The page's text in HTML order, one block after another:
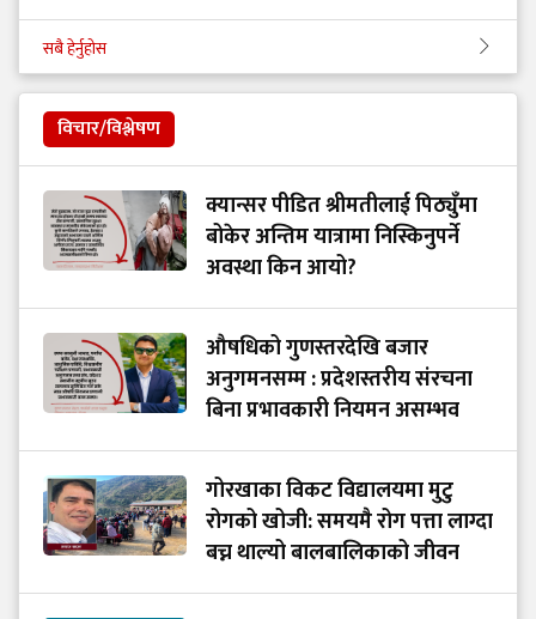
सबै हेर्नुहोस
विचार/विश्लेषण
क्यान्सर पीडित श्रीमतीलाई पिठ्युँमा
बोकेर अन्तिम यात्रामा निस्किनुपर्ने
अवस्था किन आयो?
औषधिको गुणस्तरदेखि बजार
अनुगमनसम्म : प्रदेशस्तरीय संरचना
बिना प्रभावकारी नियमन असम्भव
गोरखाका विकट विद्यालयमा मुटु
रोगको खोजी: समयमै रोग पत्ता लाग्दा
बच्न थाल्यो बालबालिकाको जीवन